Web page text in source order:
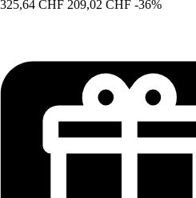
325,64 CHF 209,02 CHF -36%